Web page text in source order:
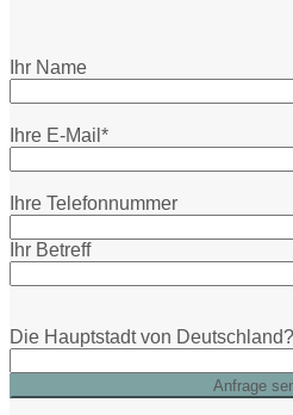
Ihr Name
Ihre E-Mail*
Ihre Telefonnummer
Ihr Betreff
Die Hauptstadt von Deutschland?